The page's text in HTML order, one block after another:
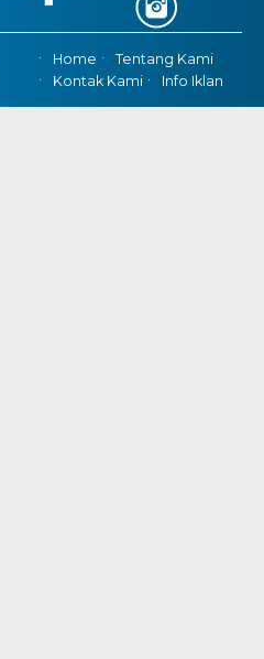
Home
Tentang Kami
Kontak Kami
Info Iklan